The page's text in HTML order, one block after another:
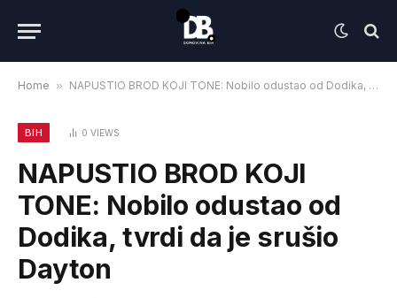
Home » NAPUSTIO BROD KOJI TONE: Nobilo odustao od Dodika, tvrdi da je srušio Dayton
BIH 0 VIEWS
NAPUSTIO BROD KOJI
TONE: Nobilo odustao od
Dodika, tvrdi da je srušio
Dayton